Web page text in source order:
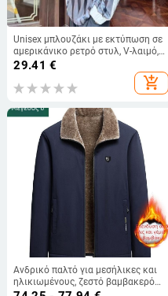
Unisex μπλουζάκι με εκτύπωση σε
αμερικάνικο ρετρό στυλ, V-λαιμό,
μακριά μανίκια, χαλαρή γραμμή για
εξωτερική χρήση το φθινόπωρο
29.41 €
add_shopping_cart
Ανδρικό παλτό για μεσήλικες και
ηλικιωμένους, ζεστό βαμβακερό